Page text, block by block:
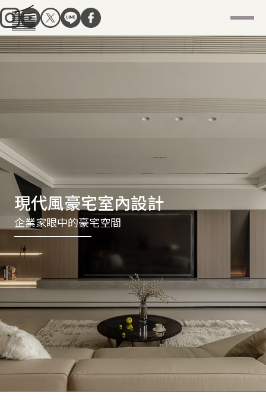
現代風豪宅室內設計
企業家眼中的豪宅空間